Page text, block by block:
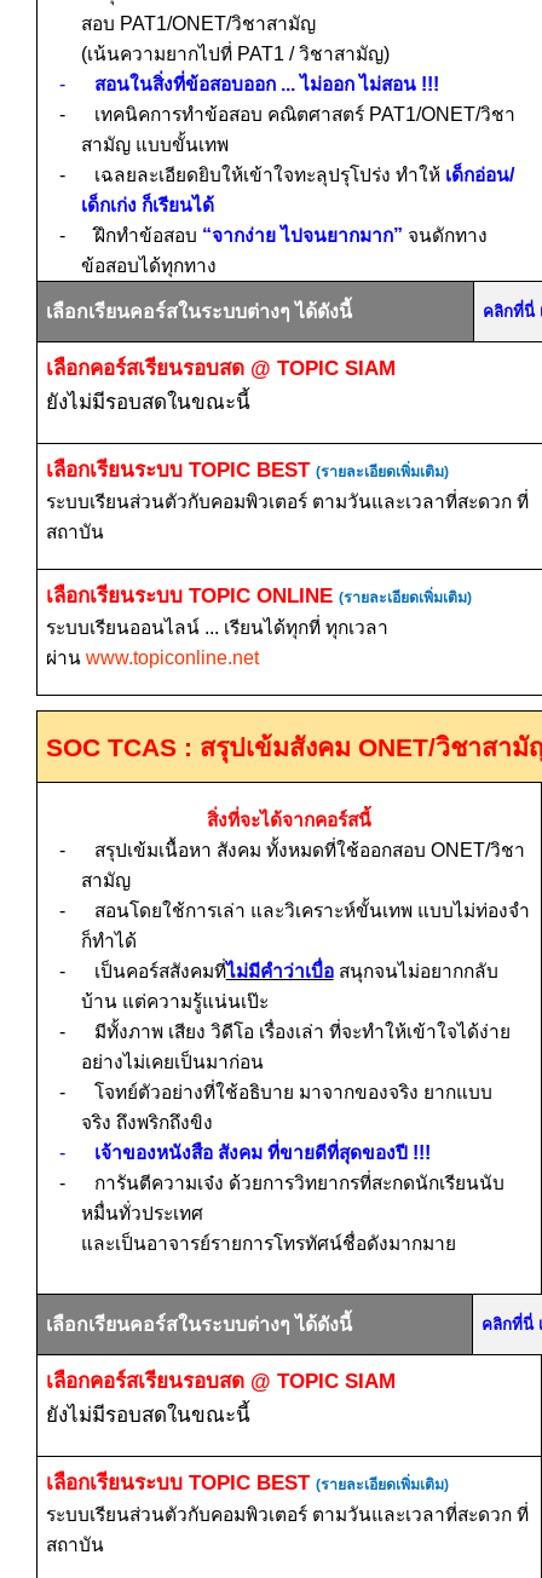
สอบ PAT1/ONET/วิชาสามัญ
(เน้นความยากไปที่ PAT1 /วิชาสามัญ)
-
สอนในสิ่งที่ข้อสอบออก ... ไม่ออก ไม่สอน !!!
-
เทคนิคการทำข้อสอบ คณิตศาสตร์ PAT1/ONET/วิชา
สามัญ แบบขั้นเทพ
-
เฉลยละเอียดยิบให้เข้าใจทะลุปรุโปร่ง ทำให้ เด็กอ่อน/
เด็กเก่ง ก็เรียนได้
-
ฝึกทำข้อสอบ “จากง่าย ไปจนยากมาก” จนดักทาง
ข้อสอบได้ทุกทาง
เลือกเรียนคอร์สในระบบต่างๆ ได้ดังนี้ คลิกที่นี่
เลือกคอร์สเรียนรอบสด @ TOPIC SIAM
ยังไม่มีรอบสดในขณะนี้
เลือกเรียนระบบTOPIC BEST (รายละเอียดเพิ่มเติม)
ระบบเรียนส่วนตัวกับคอมพิวเตอร์ ตามวันและเวลาที่สะดวก ที่
สถาบัน
เลือกเรียนระบบTOPIC ONLINE (รายละเอียดเพิ่มเติม)
ระบบเรียนออนไลน์ ... เรียนได้ทุกที่ ทุกเวลา
ผ่านwww.topiconline.net
SOC TCAS : สรุปเข้มสังคมONET/วิชาสามั
สิ่งที่จะได้จากคอร์สนี้
-
สรุปเข้มเนื้อหา สังคม ทั้งหมดที่ใช้ออกสอบ ONET/วิชา
สามัญ
-
สอนโดยใช้การเล่า และวิเคราะห์ขั้นเทพ แบบไม่ท่องจำ
ก็ทำได้
-
เป็นคอร์สสังคมที่ไม่มีคำว่าเบื่อ สนุกจนไม่อยากกลับ
บ้าน แต่ความรู้แน่นเป๊ะ
-
มีทั้งภาพ เสียง วิดีโอ เรื่องเล่า ที่จะทำให้เข้าใจได้ง่าย
อย่างไม่เคยเป็นมาก่อน
-
โจทย์ตัวอย่างที่ใช้อธิบาย มาจากของจริง ยากแบบ
จริง ถึงพริกถึงขิง
-
เจ้าของหนังสือ สังคม ที่ขายดีที่สุดของปี !!!
-
การันตีความเจ๋ง ด้วยการวิทยากรที่สะกดนักเรียนนับ
หมื่นทั่วประเทศ
และเป็นอาจารย์รายการโทรทัศน์ชื่อดังมากมาย
เลือกเรียนคอร์สในระบบต่างๆ ได้ดังนี้ คลิกที่นี่
เลือกคอร์สเรียนรอบสด @ TOPIC SIAM
ยังไม่มีรอบสดในขณะนี้
เลือกเรียนระบบTOPIC BEST (รายละเอียดเพิ่มเติม)
ระบบเรียนส่วนตัวกับคอมพิวเตอร์ ตามวันและเวลาที่สะดวก ที่
สถาบัน